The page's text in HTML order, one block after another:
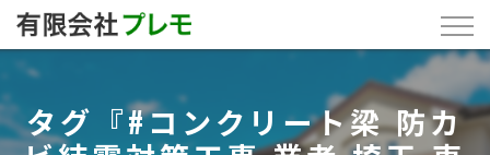
タグ『#コンクリート梁 防カ